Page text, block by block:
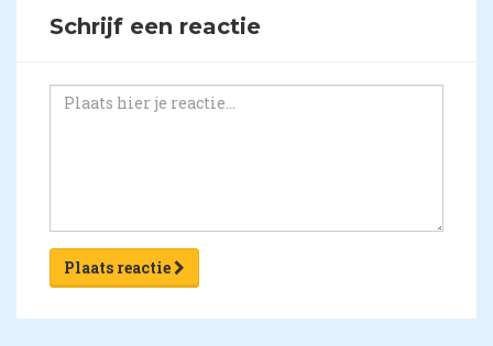
Schrijf een reactie
Plaats reactie